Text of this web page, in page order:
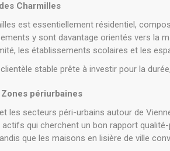
Charmilles
est essentiellement résidentiel,
y sont davantage orientés vers la
les établissements scolaires et les
stable prête à investir pour la
périurbaines
les secteurs péri-urbains autour de
qui cherchent un bon rapport
que les maisons en lisière de ville